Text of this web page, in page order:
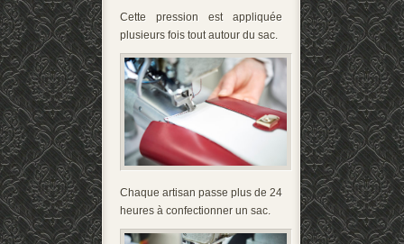
Cette pression est appliquée
plusieurs fois tout autour du sac.
Chaque artisan passe plus de 24
heures à confectionner un sac.